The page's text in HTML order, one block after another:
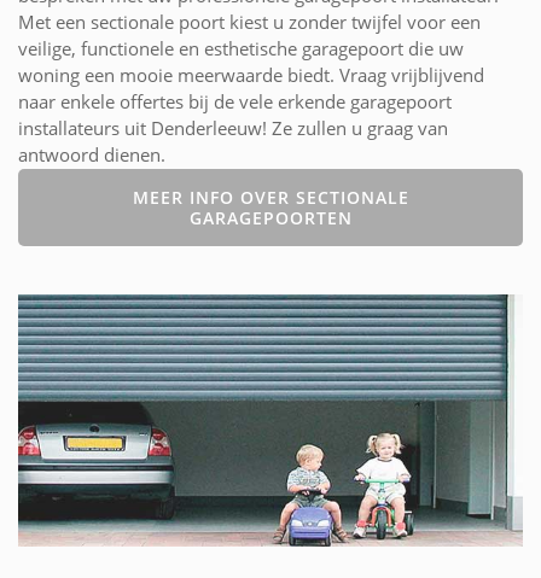
Met een sectionale poort kiest u zonder twijfel voor een
veilige, functionele en esthetische garagepoort die uw
woning een mooie meerwaarde biedt. Vraag vrijblijvend
naar enkele offertes bij de vele erkende garagepoort
installateurs uit Denderleeuw! Ze zullen u graag van
antwoord dienen.
MEER INFO OVER SECTIONALE
GARAGEPOORTEN